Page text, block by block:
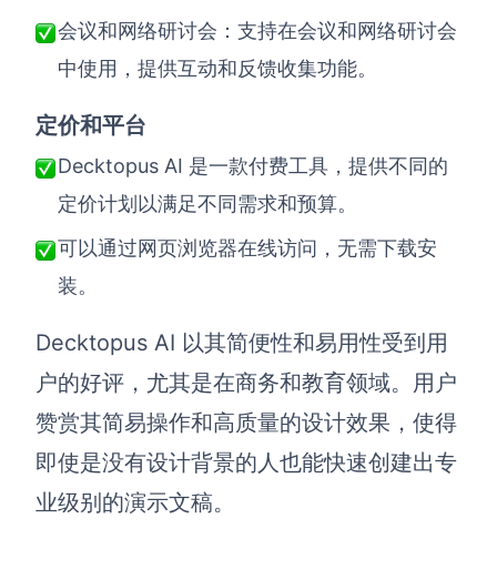
会议和网络研讨会：支持在会议和网络研讨会
中使用，提供互动和反馈收集功能。
定价和平台
Decktopus AI 是一款付费工具，提供不同的
定价计划以满足不同需求和预算。
可以通过网页浏览器在线访问，无需下载安
装。
Decktopus AI 以其简便性和易用性受到用
户的好评，尤其是在商务和教育领域。用户
赞赏其简易操作和高质量的设计效果，使得
即使是没有设计背景的人也能快速创建出专
业级别的演示文稿。